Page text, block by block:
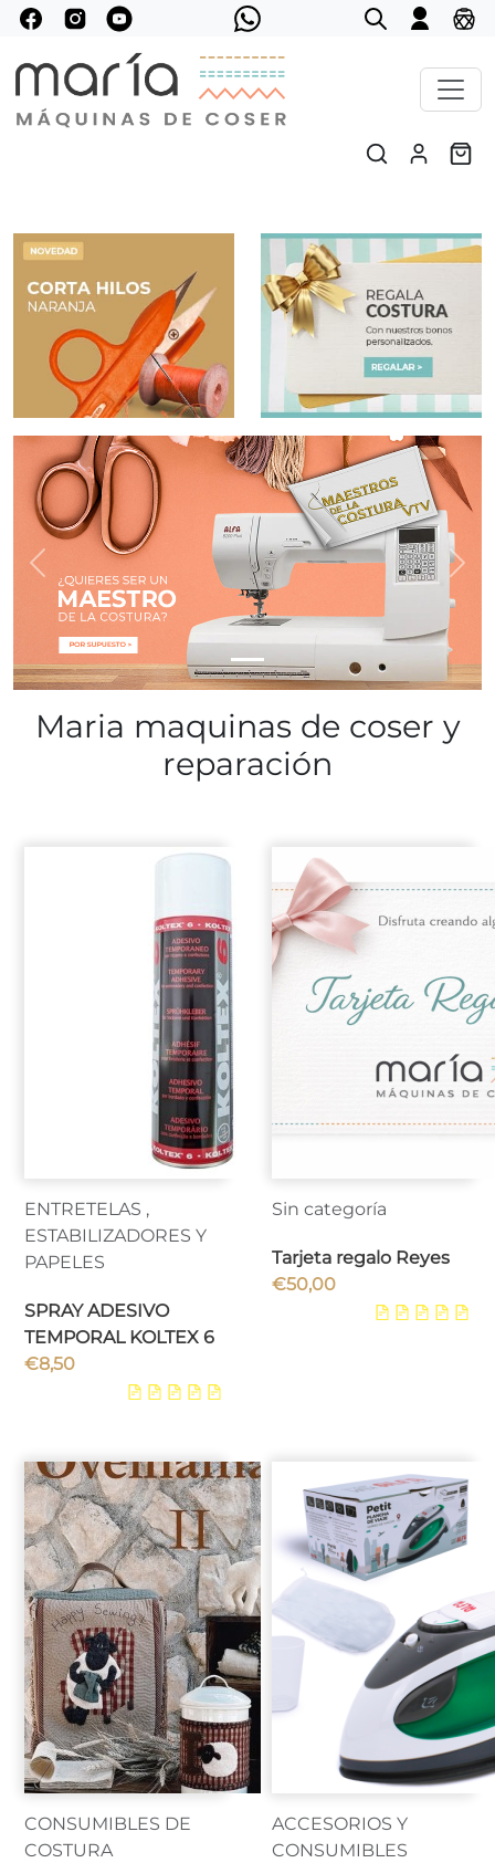
Previous
Maria maquinas de coser y
reparación
ENTRETELAS ,
ESTABILIZADORES Y
PAPELES
SPRAY ADESIVO
TEMPORAL KOLTEX 6
€8,50
Sin categoría
Tarjeta regalo Reyes
€50,00
CONSUMIBLES DE
COSTURA
ACCESORIOS Y
CONSUMIBLES